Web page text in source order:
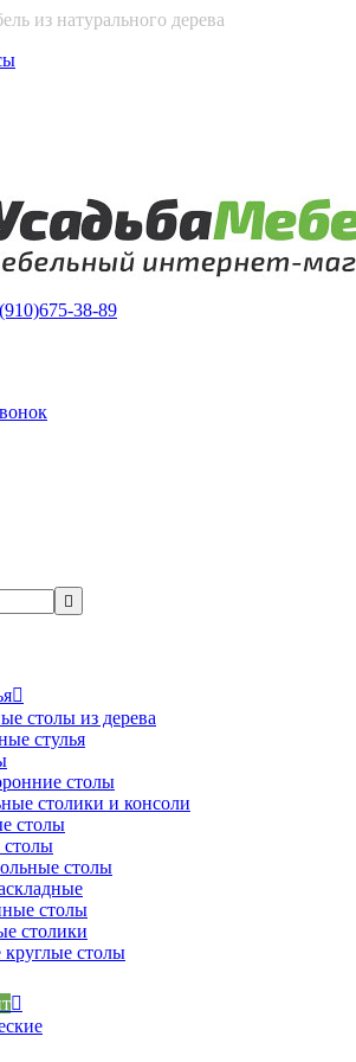
из натурального дерева
675-38-89


столы из дерева
стулья
столы
столики и консоли
столы
столы
столы
столики
столы
